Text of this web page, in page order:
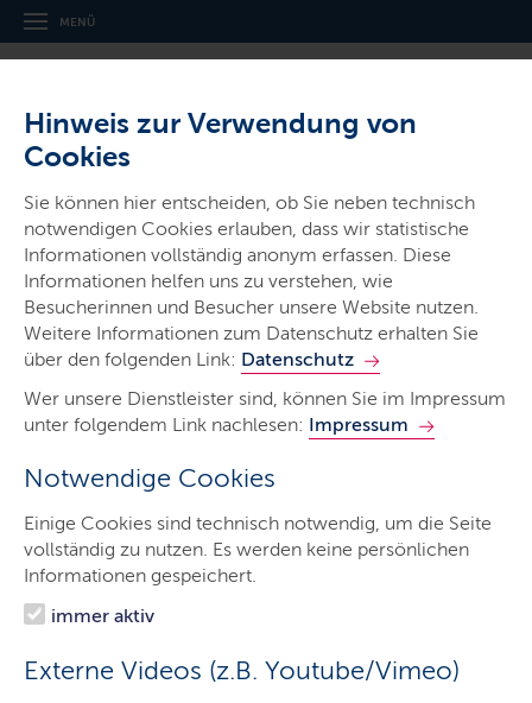
Hinweis zur Verwendung von
Cookies
Sie können hier entscheiden, ob Sie neben technisch
notwendigen Cookies erlauben, dass wir statistische
Informationen vollständig anonym erfassen. Diese
Informationen helfen uns zu verstehen, wie
Besucherinnen und Besucher unsere Website nutzen.
Weitere Informationen zum Datenschutz erhalten Sie
über den folgenden Link: Datenschutz
Wer unsere Dienstleister sind, können Sie im Impressum
unter folgendem Link nachlesen: Impressum
Notwendige Cookies
Einige Cookies sind technisch notwendig, um die Seite
vollständig zu nutzen. Es werden keine persönlichen
Informationen gespeichert.
immer aktiv
Externe Videos (z.B. Youtube/Vimeo)
MENÜ
Thema
Eltern
Elternarbeit in der Schule
Instrument der Elternarbeit. Die Schulen in Schleswig-
mitmischen, und Eltern, die sich zum Wohle ihrer
Kinder einmischen. Frauen und Männer, die sich in
wählen lassen.
LETZTE AKTUALISIERUNG: 01.07.2026